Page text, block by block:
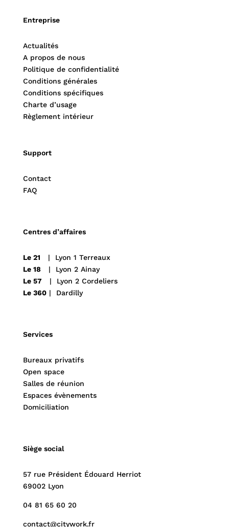
Entreprise
Actualités
A propos de nous
Politique de confidentialité
Conditions générales
Conditions spécifiques
Charte d’usage
Règlement intérieur
Support
Contact
FAQ
Centres d’affaires
Le 21 | Lyon 1 Terreaux
Le 18| Lyon 2 Ainay
Le 57 | Lyon 2 Cordeliers
Le 360| Dardilly
Services
Bureaux privatifs
Open space
Salles de réunion
Espaces évènements
Domiciliation
Siège social
57 rue Président Édouard Herriot
69002 Lyon
04 81 65 60 20
contact@citywork.fr